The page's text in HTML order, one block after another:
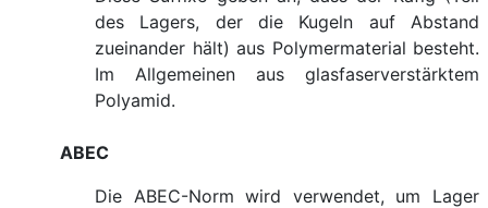
des Lagers, der die Kugeln auf Abstand
zueinander hält) aus Polymermaterial besteht.
Im Allgemeinen aus glasfaserverstärktem
Polyamid.
ABEC
Die ABEC-Norm wird verwendet, um Lager